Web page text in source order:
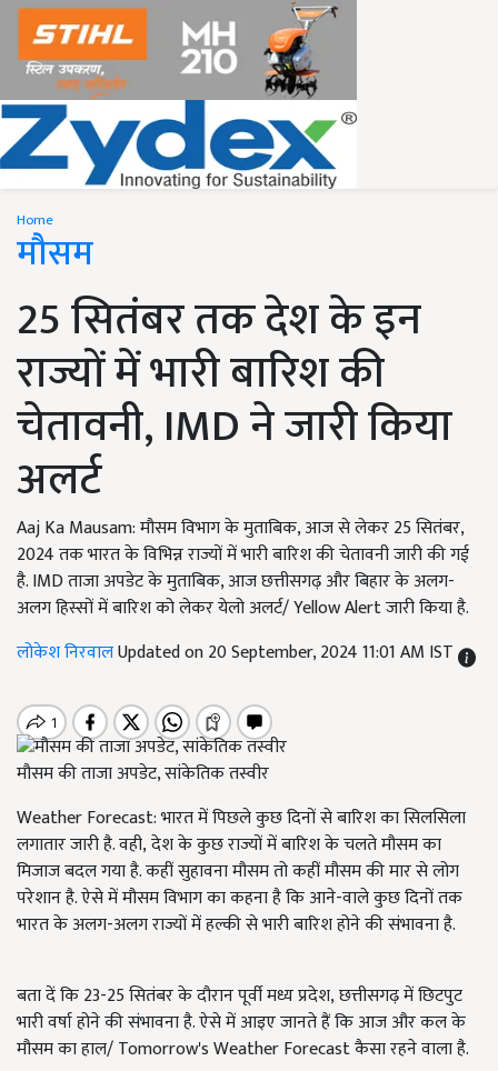
Home
मौसम
25 सितंबर तक देश के इन
राज्यों में भारी बारिश की
चेतावनी, IMD ने जारी किया
अलर्ट
Aaj Ka Mausam: मौसम विभाग के मुताबिक, आज से लेकर 25 सितंबर,
2024 तक भारत के विभिन्न राज्यों में भारी बारिश की चेतावनी जारी की गई
है. IMD ताजा अपडेट के मुताबिक, आज छत्तीसगढ़ और बिहार के अलग-
अलग हिस्सों में बारिश को लेकर येलो अलर्ट/ Yellow Alert जारी किया है.
लोकेश निरवालUpdated on 20 September, 2024 11:01 AM IST
मौसम की ताजा अपडेट, सांकेतिक तस्वीर
Weather Forecast: भारत में पिछले कुछ दिनों से बारिश का सिलसिला
लगातार जारी है. वही, देश के कुछ राज्यों में बारिश के चलते मौसम का
मिजाज बदल गया है. कहीं सुहावना मौसम तो कहीं मौसम की मार से लोग
परेशान है. ऐसे में मौसम विभाग का कहना है कि आने-वाले कुछ दिनों तक
भारत के अलग-अलग राज्यों में हल्की से भारी बारिश होने की संभावना है.
बता दें कि 23-25 सितंबर के दौरान पूर्वी मध्य प्रदेश, छत्तीसगढ़ में छिटपुट
भारी वर्षा होने की संभावना है. ऐसे में आइए जानते हैं कि आज और कल के
मौसम का हाल/ Tomorrow's Weather Forecast कैसा रहने वाला है.